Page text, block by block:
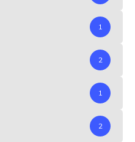
1
2
1
2